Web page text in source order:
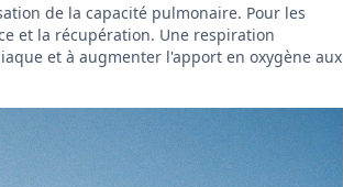
de la capacité pulmonaire. Pour les
et la récupération. Une respiration
et à augmenter l'apport en oxygène aux